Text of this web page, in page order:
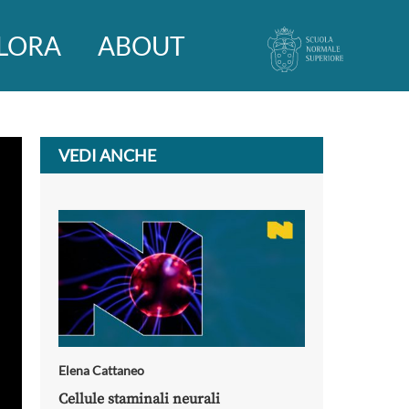
ABOUT
VEDI ANCHE
Elena Cattaneo
Cellule staminali neurali